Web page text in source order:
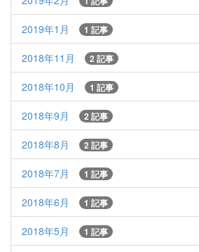
2019年1月 1 記事
2018年11月 2 記事
2018年10月 1 記事
2018年9月 2 記事
2018年8月 2 記事
2018年7月 1 記事
2018年6月 1 記事
2018年5月 1 記事